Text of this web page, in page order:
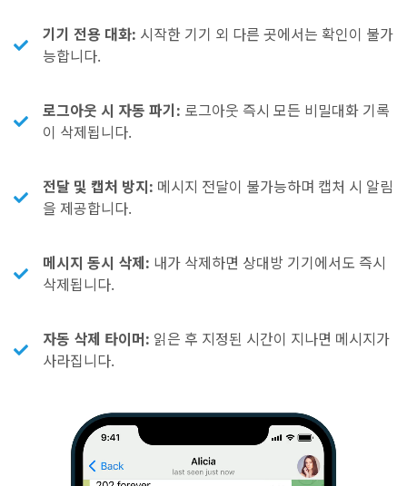
기기 전용 대화: 시작한 기기 외 다른 곳에서는 확인이 불가
능합니다.
로그아웃 시 자동 파기: 로그아웃 즉시 모든 비밀대화 기록
이 삭제됩니다.
전달 및 캡처 방지: 메시지 전달이 불가능하며 캡처 시 알림
을 제공합니다.
메시지 동시 삭제: 내가 삭제하면 상대방 기기에서도 즉시
삭제됩니다.
자동 삭제 타이머: 읽은 후 지정된 시간이 지나면 메시지가
사라집니다.